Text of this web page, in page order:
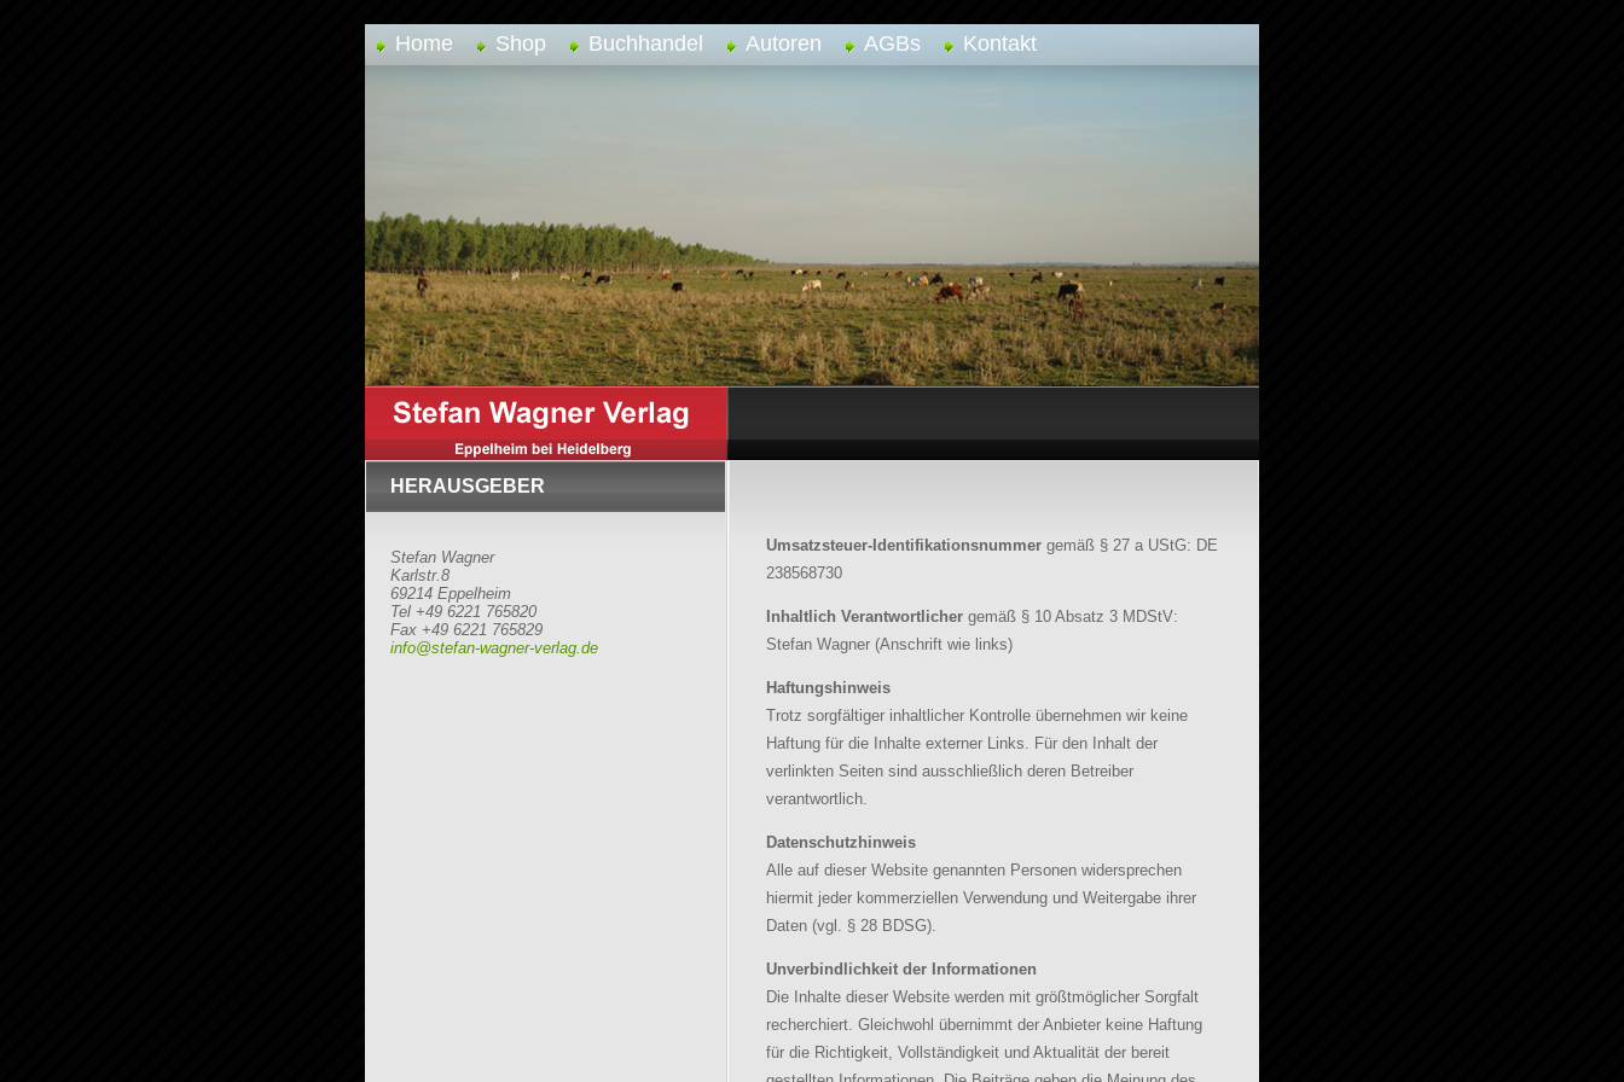
Home Shop Buchhandel Autoren AGBs Kontakt
Umsatzsteuer-Identifikationsnummer gemäß § 27 a UStG: DE
238568730
Inhaltlich Verantwortlicher gemäß § 10 Absatz 3 MDStV:
Stefan Wagner (Anschrift wie links)
Haftungshinweis
Trotz sorgfältiger inhaltlicher Kontrolle übernehmen wir keine
Haftung für die Inhalte externer Links. Für den Inhalt der
verlinkten Seiten sind ausschließlich deren Betreiber
verantwortlich.
Datenschutzhinweis
Alle auf dieser Website genannten Personen widersprechen
hiermit jeder kommerziellen Verwendung und Weitergabe ihrer
Daten (vgl. § 28 BDSG).
Unverbindlichkeit der Informationen
Die Inhalte dieser Website werden mit größtmöglicher Sorgfalt
recherchiert. Gleichwohl übernimmt der Anbieter keine Haftung
für die Richtigkeit, Vollständigkeit und Aktualität der bereit
HERAUSGEBER
Stefan Wagner
Karlstr.8
69214 Eppelheim
Tel +49 6221 765820
Fax +49 6221 765829
info@stefan-wagner-verlag.de